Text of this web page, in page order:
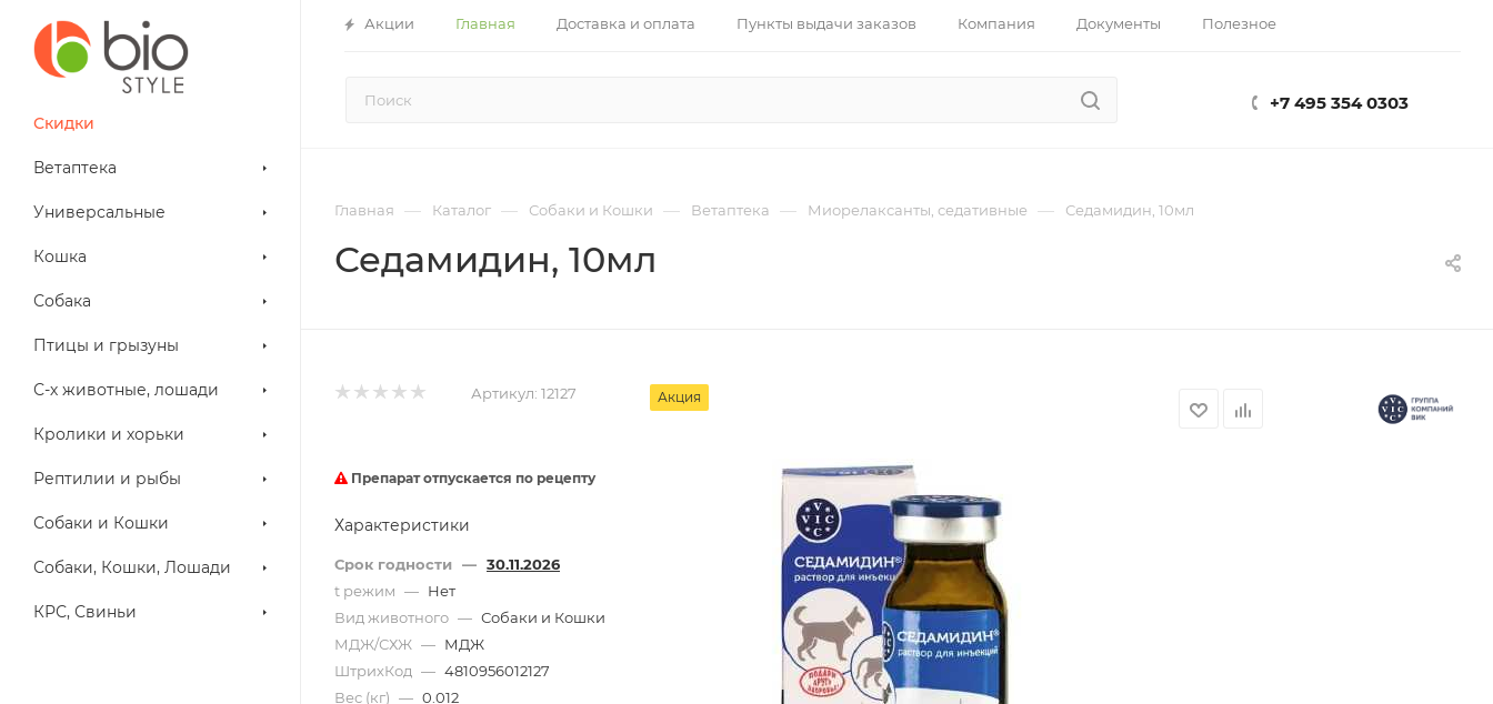
Акции Главная Доставка и оплата Пункты выдачи заказов Компания Документы Полезное
+7 495 354 0303
Скидки
Ветаптека
Универсальные
Кошка
Собака
Птицы и грызуны
С-х животные, лошади
Кролики и хорьки
Рептилии и рыбы
Собаки и Кошки
Собаки, Кошки, Лошади
КРС, Свиньи
Главная — Каталог — Собаки и Кошки — Ветаптека — Миорелаксанты, седативные — Седамидин, 10мл
Седамидин, 10мл
Акция
Артикул: 12127
Препарат отпускается по рецепту
Характеристики
Срок годности — 30.11.2026
t режим — Нет
Вид животного — Собаки и Кошки
МДЖ/СХЖ — МДЖ
ШтрихКод — 4810956012127
Вес (кг) — 0.012